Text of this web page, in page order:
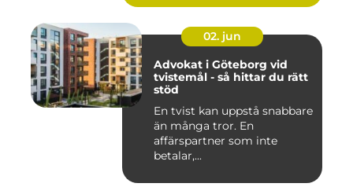
02. jun
Advokat i Göteborg vid
tvistemål - så hittar du rätt
stöd
En tvist kan uppstå snabbare
än många tror. En
affärspartner som inte
betalar,...